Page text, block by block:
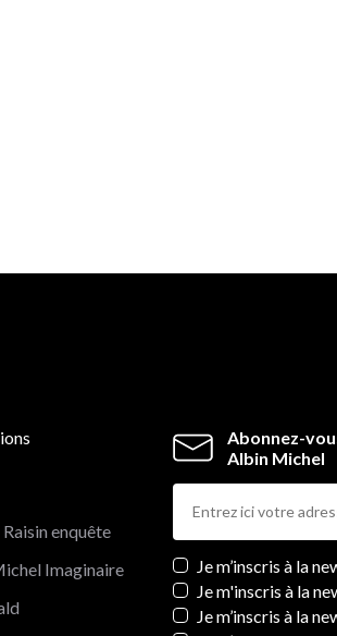
Abonnez-
Albin Michel
Newsletters
Je m’inscris à la
Je m'inscris à la
Je m’inscris à la
enquête
Imaginaire